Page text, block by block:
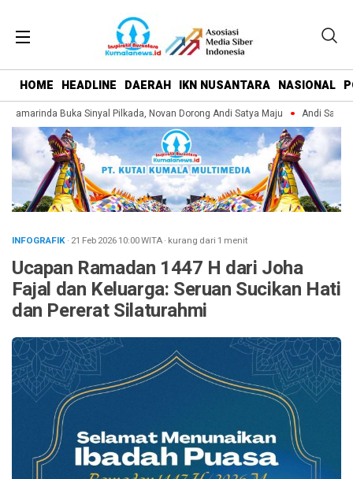
HOME HEADLINE DAERAH IKN NUSANTARA NASIONAL
Buka Sinyal Pilkada, Novan Dorong Andi Satya Maju Andi Satya
INFOGRAFIK· 21 Feb 202610:00WITA· kurang dari 1 menit
Ucapan Ramadan 1447 H dari Joha
Fajal dan Keluarga: Seruan Sucikan Hati
dan Pererat Silaturahmi